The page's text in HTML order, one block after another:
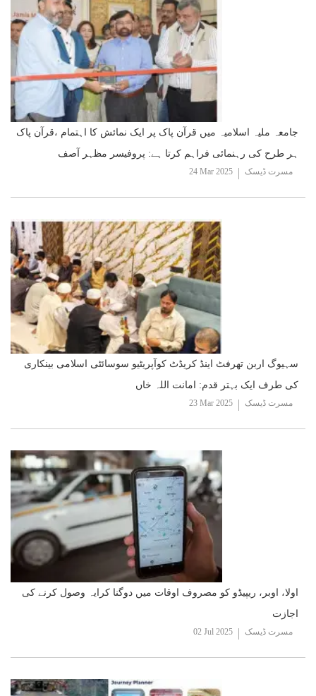
جامعہ ملیہ اسلامیہ میں قرآن پاک پر ایک نمائش کا اہتمام ،قرآن پاک
ہر طرح کی رہنمائی فراہم کرتا ہے: پروفیسر مظہر آصف
24 Mar 2025 مسرت ڈیسک
سہیوگ اربن تھرفٹ اینڈ کریڈٹ کوآپریٹیو سوسائٹی اسلامی بینکاری
کی طرف ایک بہتر قدم: امانت اللہ خاں
23 Mar 2025 مسرت ڈیسک
اولا، اوبر، ریپیڈو کو مصروف اوقات میں دوگنا کرایہ وصول کرنے کی
اجازت
02 Jul 2025 مسرت ڈیسک